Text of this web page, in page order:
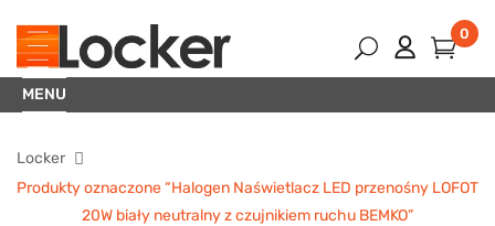
0
MENU
Locker
Produkty oznaczone “Halogen Naświetlacz LED przenośny LOFOT
20W biały neutralny z czujnikiem ruchu BEMKO”